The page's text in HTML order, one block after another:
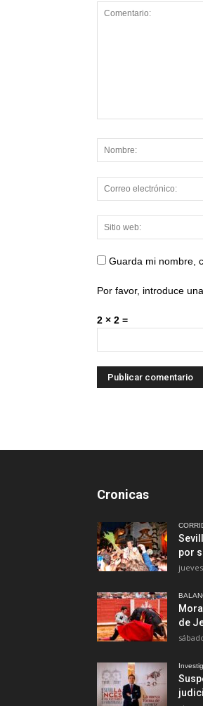
Guarda mi nombre,
Por favor, introduce
2 × 2 =
Cronicas
por
de